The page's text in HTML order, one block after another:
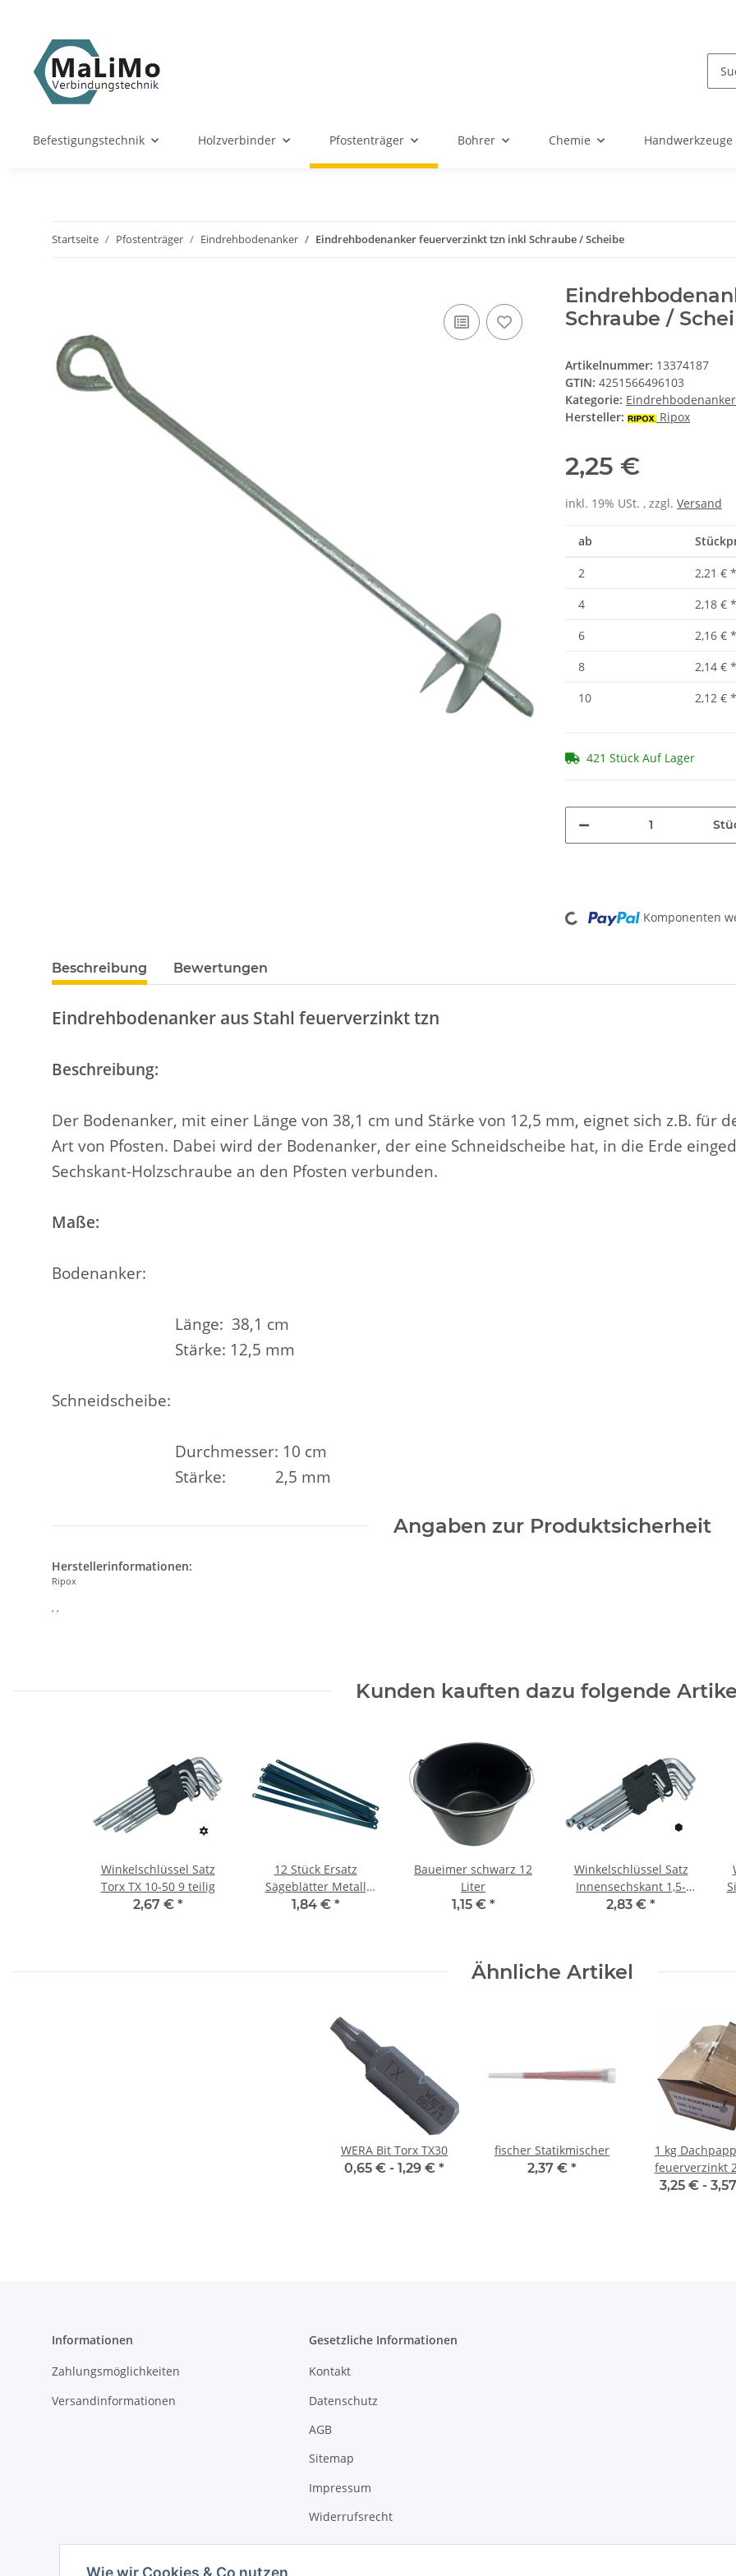
Befestigungstechnik Holzverbinder Pfostenträger Bohrer Chemie Handwerkzeuge
Startseite Pfostenträger Eindrehbodenanker Eindrehbodenanker feuerverzinkt tzn inkl Schraube / Scheibe
Schraube /
Artikelnummer: 13374187
GTIN: 4251566496103
Kategorie: Eindrehbodenanker
Hersteller:
Ripox
2,25 €
inkl. 19% USt. , zzgl. Versand
ab
2 2,21 € *
4
2,18 € *
6
2,16 € *
8
2,14 € *
10
2,12 € *
421 Stück Auf Lager
Loading... Komponenten
Beschreibung Bewertungen
Eindrehbodenanker aus Stahl feuerverzinkt tzn
Beschreibung:
Der Bodenanker, mit einer Länge von 38,1 cm und Stärke von 12,5 mm, eignet sich z.B. für
Art von Pfosten. Dabei wird der Bodenanker, der eine Schneidscheibe hat, in die Erde
Sechskant-Holzschraube an den Pfosten verbunden.
Maße:
Bodenanker:
Länge: 38,1 cm
Stärke: 12,5 mm
Schneidscheibe:
Durchmesser: 10 cm
Stärke: 2,5 mm
Angaben zur Produktsicherheit
Herstellerinformationen:
Ripox
Kunden kauften dazu folgende
Winkelschlüssel Satz
Torx TX 10-50 9 teilig
2,67 € *
12 Stück Ersatz
Sägeblätter Metall
300mm
1,84 € *
Baueimer schwarz 12
Liter
1,15 € *
Winkelschlüssel Satz
Innensechskant 1,5-
10mm 9 teilig
2,83 € *
Ähnliche Artikel
WERA Bit Torx TX30
0,65 € - 1,29 € *
fischer Statikmischer
2,37 € *
1 kg
feuerverzinkt
mm
3,25 € -
Informationen
Zahlungsmöglichkeiten
Versandinformationen
Gesetzliche Informationen
Kontakt
Datenschutz
AGB
Sitemap
Impressum
Widerrufsrecht